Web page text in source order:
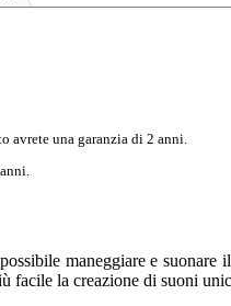
avrete una garanzia di 2 anni.
maneggiare e suonare
facile la creazione di suoni